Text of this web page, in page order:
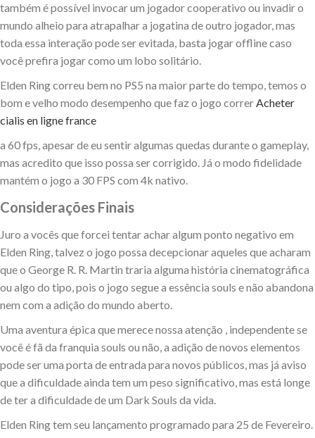
também é possível invocar um jogador cooperativo ou invadir o
mundo alheio para atrapalhar a jogatina de outro jogador, mas
toda essa interação pode ser evitada, basta jogar offline caso
você prefira jogar como um lobo solitário.
Elden Ring correu bem no PS5 na maior parte do tempo, temos o
bom e velho modo desempenho que faz o jogo correrAcheter
cialis en ligne france
a 60 fps, apesar de eu sentir algumas quedas durante o gameplay,
mas acredito que isso possa ser corrigido. Já o modo fidelidade
mantém o jogo a 30 FPS com 4k nativo.
Considerações Finais
Juro a vocês que forcei tentar achar algum ponto negativo em
Elden Ring, talvez o jogo possa decepcionar aqueles que acharam
que o George R. R. Martin traria alguma história cinematográfica
ou algo do tipo, pois o jogo segue a essência souls e não abandona
nem com a adição do mundo aberto.
Uma aventura épica que merece nossa atenção , independente se
você é fã da franquia souls ou não, a adição de novos elementos
pode ser uma porta de entrada para novos públicos, mas já aviso
que a dificuldade ainda tem um peso significativo, mas está longe
de ter a dificuldade de um Dark Souls da vida.
Elden Ring tem seu lançamento programado para 25 de Fevereiro.